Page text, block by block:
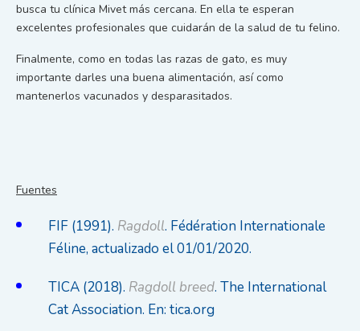
busca tu clínica Mivet más cercana. En ella te esperan
excelentes profesionales que cuidarán de la salud de tu felino.
Finalmente, como en todas las razas de gato, es muy
importante darles una buena alimentación, así como
mantenerlos vacunados y desparasitados.
Fuentes
FIF (1991). Ragdoll. Fédération Internationale
Féline, actualizado el 01/01/2020.
TICA (2018). Ragdoll breed. The International
Cat Association. En: tica.org